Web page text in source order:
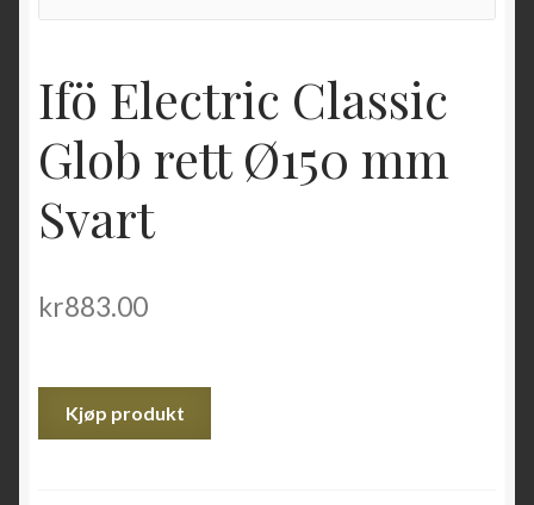
Ifö Electric Classic
Glob rett Ø150 mm
Svart
kr883.00
Kjøp produkt